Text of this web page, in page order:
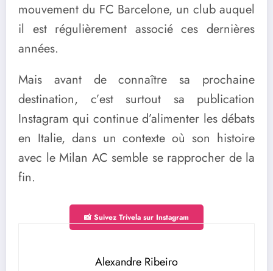
mouvement du FC Barcelone, un club auquel
il est régulièrement associé ces dernières
années.
Mais avant de connaître sa prochaine
destination, c’est surtout sa publication
Instagram qui continue d’alimenter les débats
en Italie, dans un contexte où son histoire
avec le Milan AC semble se rapprocher de la
fin.
📸 Suivez Trivela sur Instagram
Alexandre Ribeiro